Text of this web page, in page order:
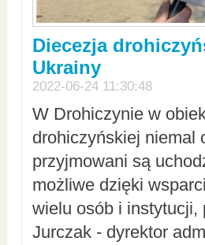
Diecezja
Ukrainy
2022-06-24 11:30:48
W Drohiczynie w
drohiczyńskiej niemal
przyjmowani są
możliwe dzięki
wielu osób i instytucji,
Jurczak - dyrektor